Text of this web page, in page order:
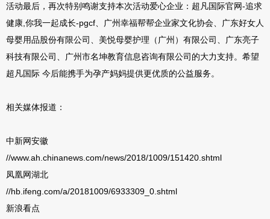
活动最后，再次特别鸣谢支持本次活动爱心企业：超凡国际官网-追求
健康,你我一起成长-pgcf、广州幸福帮帮企业家文化协会、广东好女人
母婴用品股份有限公司、美悦母婴护理（广州）有限公司、广东亮子
科技有限公司、广州市名坤教育信息咨询有限公司的大力支持。希望
超凡国际 今后能携手为孕产妈妈提供更优质的公益服务。
相关媒体报道：
中新网安徽
//www.ah.chinanews.com/news/2018/1009/151420.shtml
凤凰网湖北
//hb.ifeng.com/a/20181009/6933309_0.shtml
新浪看点